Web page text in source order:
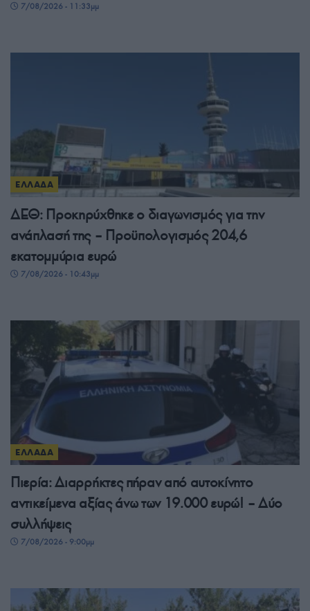
7/08/2026 - 11:33μμ
ΕΛΛΑΔΑ
ΔΕΘ: Προκηρύχθηκε ο διαγωνισμός για την
ανάπλασή της – Προϋπολογισμός 204,6
εκατομμύρια ευρώ
7/08/2026 - 10:43μμ
ΕΛΛΑΔΑ
Πιερία: Διαρρήκτες πήραν από αυτοκίνητο
αντικείμενα αξίας άνω των 19.000 ευρώ! – Δύο
συλλήψεις
7/08/2026 - 9:00μμ